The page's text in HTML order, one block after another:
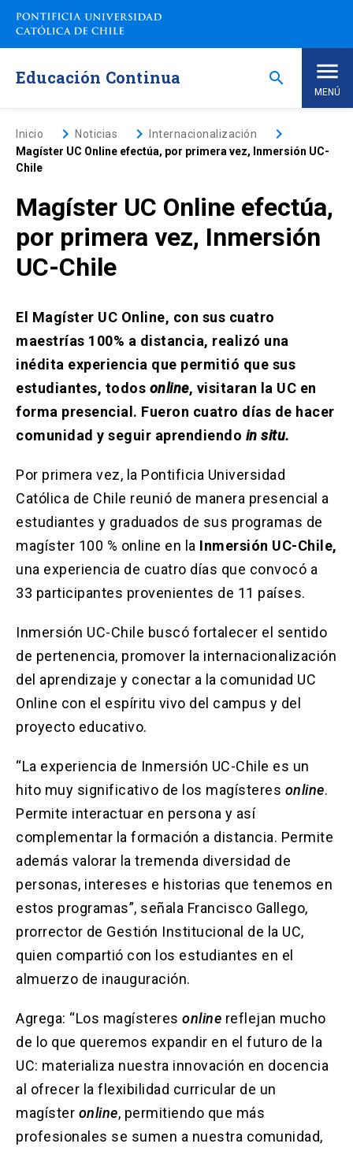
Saltar
contenido
Educación Continua search
MENÚ
Inicio
Nosotros
Programas de Estudio keyboard_arrow_down
Programas Corporativos
Noticias
enlace
se
abre
en
una
pestaña)
Portal Empresas (El
enlace
abre
una
nueva
Pagos y Convenios(El
se
en
una
nueva
pestaña)
ACCESOS UC
Biblioteca launch
(El
enlace
se
abre
en
una
pestaña)
Mi Portal UC launch
(El
enlace
abre
en
una
pestaña)
(El
enlace
se
en
una
nueva
pestaña)
Inicio keyboard_arrow_rightNoticias keyboard_arrow_right Internacionalización keyboard_arrow_right
Magíster UC Online efectúa, por primera vez, Inmersión UC-
Chile
Magíster UC Online efectúa,
por primera vez, Inmersión
UC-Chile
El Magíster UC Online, con sus cuatro
maestrías 100% a distancia, realizó una
inédita experiencia que permitió que sus
estudiantes, todos online, visitaran la UC en
forma presencial. Fueron cuatro días de hacer
comunidad y seguir aprendiendo in situ.
Por primera vez, la Pontificia Universidad
Católica de Chile reunió de manera presencial a
estudiantes y graduados de sus programas de
magíster 100 % online en la Inmersión UC-Chile,
una experiencia de cuatro días que convocó a
33 participantes provenientes de 11 países.
Inmersión UC-Chile buscó fortalecer el sentido
de pertenencia, promover la internacionalización
del aprendizaje y conectar a la comunidad UC
Online con el espíritu vivo del campus y del
proyecto educativo.
“La experiencia de Inmersión UC-Chile es un
hito muy significativo de los magísteres online.
Permite interactuar en persona y así
complementar la formación a distancia. Permite
además valorar la tremenda diversidad de
personas, intereses e historias que tenemos en
estos programas”, señala Francisco Gallego,
prorrector de Gestión Institucional de la UC,
quien compartió con los estudiantes en el
almuerzo de inauguración.
Agrega: “Los magísteres online reflejan mucho
de lo que queremos expandir en el futuro de la
UC: materializa nuestra innovación en docencia
al ofrecer la flexibilidad curricular de un
magíster online, permitiendo que más
profesionales se sumen a nuestra comunidad,